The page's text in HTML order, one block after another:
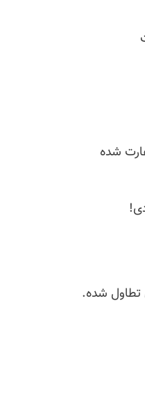
شده
تطاول شده.